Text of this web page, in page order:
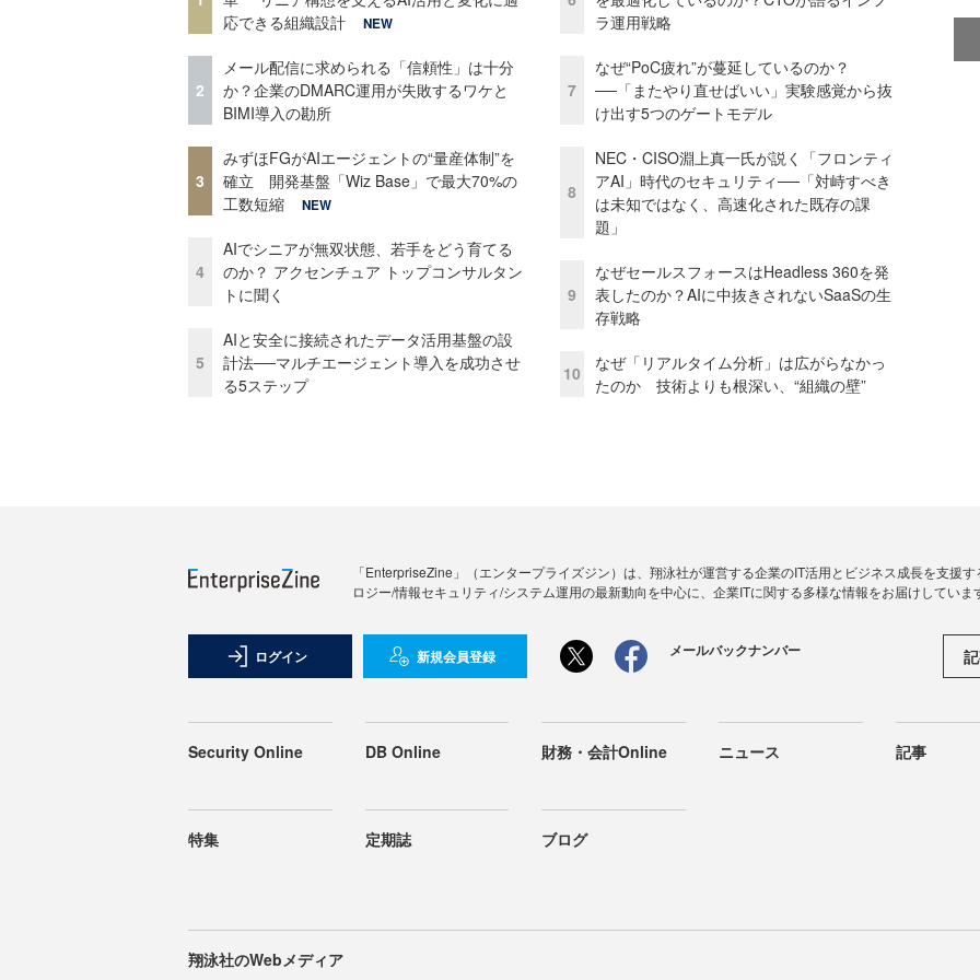
応できる組織設計
NEW
2
メール配信に求められる「信頼性」は十分
か？企業のDMARC運用が失敗するワケと
BIMI導入の勘所
3
みずほFGがAIエージェントの“量産体制”を
確立 開発基盤「Wiz Base」で最大70%の
工数短縮
NEW
4
AIでシニアが無双状態、若手をどう育てる
のか？ アクセンチュア トップコンサルタン
トに聞く
5
AIと安全に接続されたデータ活用基盤の設
計法──マルチエージェント導入を成功させ
る5ステップ
ラ運用戦略
7
なぜ“PoC疲れ”が蔓延しているのか？
──「またやり直せばいい」実験感覚から抜
け出す5つのゲートモデル
8
NEC・CISO淵上真一氏が説く「フロンティ
アAI」時代のセキュリティ──「対峙すべき
は未知ではなく、高速化された既存の課
題」
9
なぜセールスフォースはHeadless 360を発
表したのか？AIに中抜きされないSaaSの生
存戦略
10
なぜ「リアルタイム分析」は広がらなかっ
たのか 技術よりも根深い、“組織の壁”
「EnterpriseZine」（エンタープライズジン）は、翔泳社が運営する企業のIT活用とビジネス成長を支援
ロジー/情報セキュリティ/システム運用の最新動向を中心に、企業ITに関する多様な情報をお届けしていま
ログイン 新規会員登録 メールバックナンバー
Security Online DB Online 財務・会計Online ニュース 記事
特集 定期誌 ブログ
翔泳社のWebメディア